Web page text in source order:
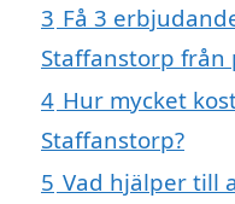
3 Få 3
Staffanstorp från
4 Hur mycket
Staffanstorp?
5 Vad hjälper till